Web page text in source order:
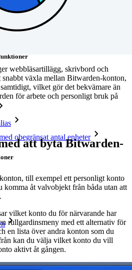
obegränsat antal enheter
webbläsartillägg, skrivbord och
växla mellan Bitwarden-konton,
vilket gör det bekvämare än
för arbete och personligt bruk på
att byta Bitwarden-
till exempel ett personligt konto
komma åt valvobjekt från båda utan att
vilket konto du för närvarande har
rullgardinsmeny med ett alternativ för
en lista över andra konton som du
kan du välja vilket konto du vill
aktivt åt gången.